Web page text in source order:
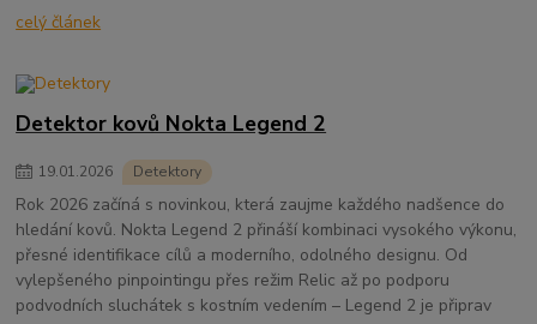
celý článek
Detektor kovů Nokta Legend 2
19.01.2026 Detektory
Rok 2026 začíná s novinkou, která zaujme každého nadšence do
hledání kovů. Nokta Legend 2 přináší kombinaci vysokého výkonu,
přesné identifikace cílů a moderního, odolného designu. Od
vylepšeného pinpointingu přes režim Relic až po podporu
podvodních sluchátek s kostním vedením – Legend 2 je připrav